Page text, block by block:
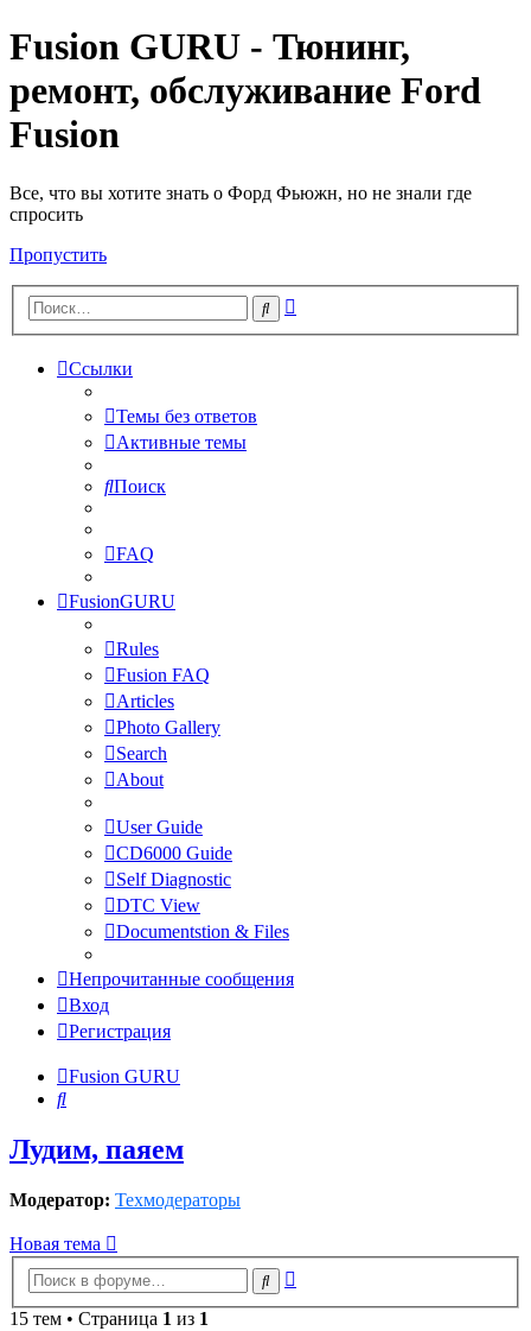
Fusion GURU - Тюнинг,
ремонт, обслуживание Ford
Fusion
Все, что вы хотите знать о Форд Фьюжн, но не знали где
спросить
Пропустить
Поиск
Ссылки
Темы без ответов
Активные темы
Поиск
FAQ
FusionGURU
Rules
Fusion FAQ
Articles
Photo Gallery
Search
About
User Guide
CD6000 Guide
Self Diagnostic
DTC View
Documentstion & Files
Непрочитанные сообщения
Вход
Регистрация
Fusion GURU
Поиск
Лудим, паяем
Модератор: Техмодераторы
Новая тема
Поиск
15 тем • Страница 1 из 1